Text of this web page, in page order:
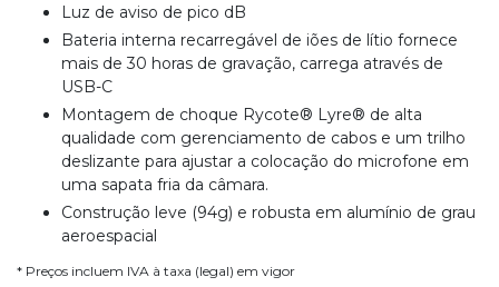
Luz de aviso de pico dB
Bateria interna recarregável de iões de lítio fornece
mais de 30 horas de gravação, carrega através de
USB-C
Montagem de choque Rycote® Lyre® de alta
qualidade com gerenciamento de cabos e um trilho
deslizante para ajustar a colocação do microfone em
uma sapata fria da câmara.
Construção leve (94g) e robusta em alumínio de grau
aeroespacial
* Preços incluem IVA à taxa (legal) em vigor